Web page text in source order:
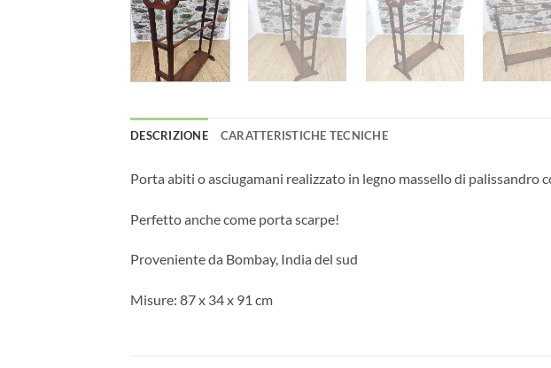
DESCRIZIONE CARATTERISTICHE TECNICHE
Porta abiti o asciugamani realizzato in legno massello di palissandro
Perfetto anche come porta scarpe!
Proveniente da Bombay, India del sud
Misure: 87 x 34 x 91 cm